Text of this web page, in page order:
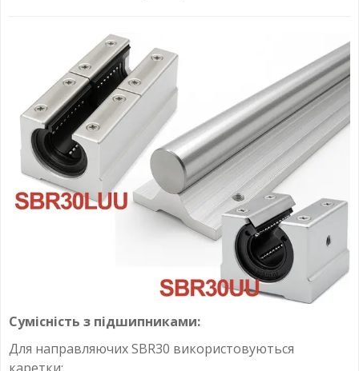
Сумісність з підшипниками:
Для направляючих SBR30 використовуються